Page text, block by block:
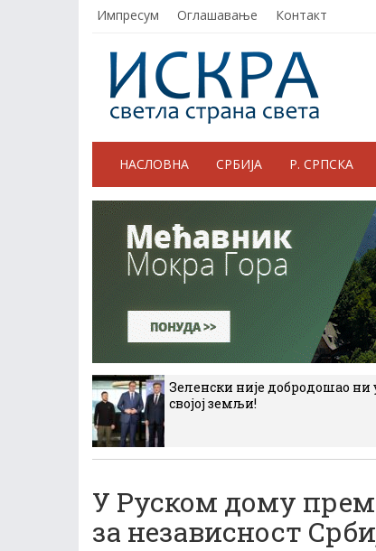
Импресум Оглашавање Контакт
НАСЛОВНА СРБИЈА Р. СРПСКА
Зеленски није добродошао ни
својој земљи!
У Руском дому
за независност